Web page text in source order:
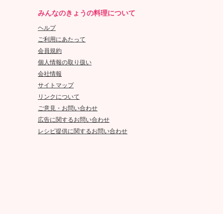
みんなのきょうの料理について
ヘルプ
ご利用にあたって
会員規約
個人情報の取り扱い
会社情報
サイトマップ
リンクについて
ご意見・お問い合わせ
広告に関するお問い合わせ
レシピ提供に関するお問い合わせ